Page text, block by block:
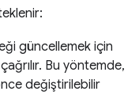
güncellemek için
Bu yöntemde,
değiştirilebilir